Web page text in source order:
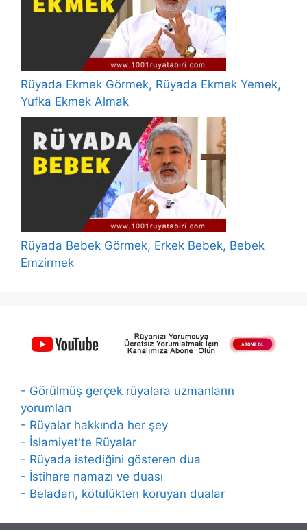
Rüyada Ekmek Görmek, Rüyada Ekmek Yemek,
Yufka Ekmek Almak
Rüyada Bebek Görmek, Erkek Bebek, Bebek
Emzirmek
- Görülmüş gerçek rüyalara uzmanların
yorumları
- Rüyalar hakkında her şey
- İslamiyet'te Rüyalar
- Rüyada istediğini gösteren dua
- İstihare namazı ve duası
- Beladan, kötülükten koruyan dualar